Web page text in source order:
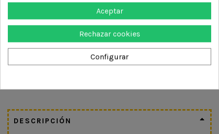
Añadir al carrito
DESCRIPCIÓN
Aceptar
Rechazar cookies
Configurar